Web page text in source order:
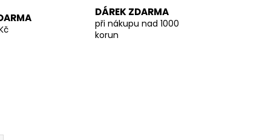
DÁREK ZDARMA
při nákupu nad 1000
korun